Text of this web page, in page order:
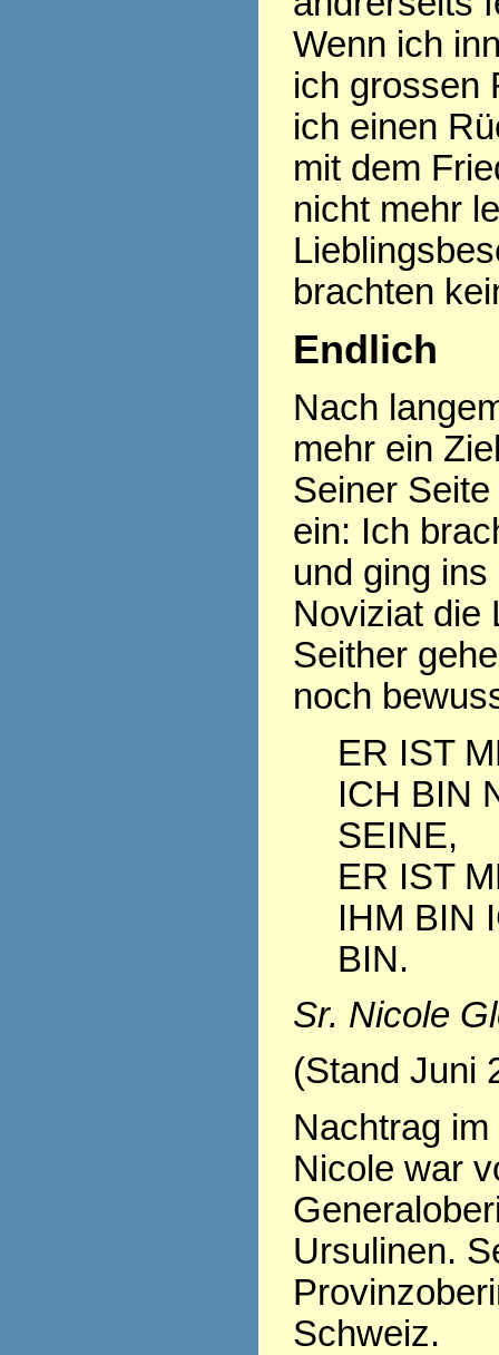
Wenn ich
ich grossen
ich einen
mit dem
nicht mehr
brachten
Endlich
Nach
mehr ein
Seiner
ein: Ich
und ging
Noviziat die
Seither
noch
ER IST
ICH BIN
SEINE,
ER IST
IHM BIN
BIN.
Sr. Nicole
(Stand Juni
Nachtrag
Nicole war
Ursulinen.
Schweiz.